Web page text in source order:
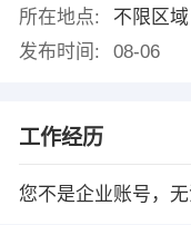
所在地点:
不限区域
发布时间:
08-06
工作经历
您不是企业账号，